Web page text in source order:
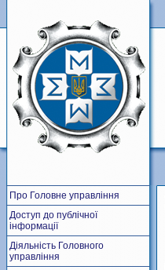
Про Головне управління
Доступ до публічної
інформації
Діяльність Головного
управління